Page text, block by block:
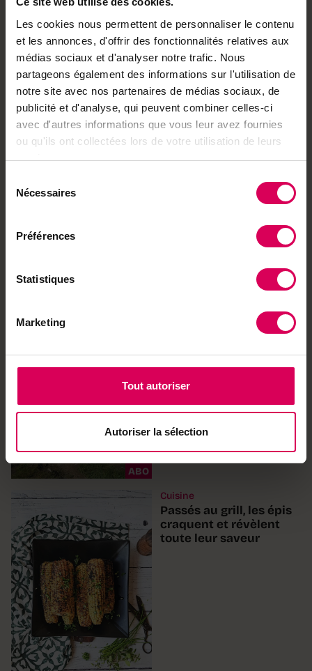
Les cookies nous permettent de personnaliser le contenu
et les annonces, d'offrir des fonctionnalités relatives aux
médias sociaux et d'analyser notre trafic. Nous
partageons également des informations sur l'utilisation de
notre site avec nos partenaires de médias sociaux, de
publicité et d'analyse, qui peuvent combiner celles-ci
avec d'autres informations que vous leur avez fournies
ou qu'ils ont collectées lors de votre utilisation de leurs
services.
Nécessaires
Préférences
Statistiques
Marketing
Tout autoriser
Autoriser la sélection
abonnés
Déjà abonné·e ? → Se connecter
Achetez local sur
Des surprises cachées
cette balade connectée
ABO
Balades
Balade vers une
forteresse de roche sur
Cuisine
Passés au grill, les épis
craquent et révèlent
toute leur saveur